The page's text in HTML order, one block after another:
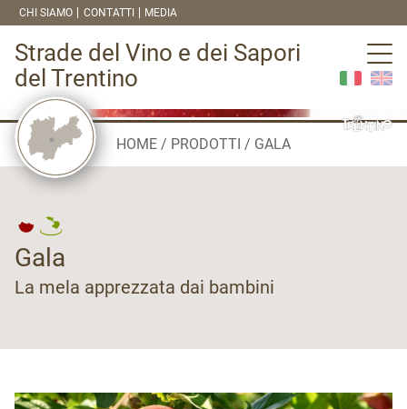
CHI SIAMO CONTATTI MEDIA
Strade del Vino e dei Sapori
del Trentino
HOME PRODOTTI GALA
Gala
La mela apprezzata dai bambini